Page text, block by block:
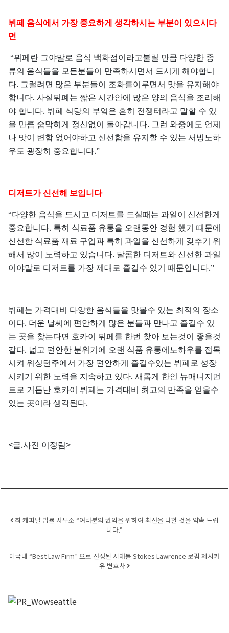
뷔페 음식에서 가장 중요하게 생각하시는 부분이
있으시다
면
“뷔페란 그야말로 음식 백화점이라고불릴 만큼 다양한 종
류의 음식들을 모든분들이 만족하시면서 드시게 해야합니
다. 그럴려면 많은 부분들이 조화를이루면서 맛을 유지해야
합니다. 사실뷔폐는 짧은 시간안에 많은 양의 음식을 조리해
야 합니다. 뷔페 식당의 부엌은 흔히 전쟁터라고 말할 수 있
을 만큼 숨막히게 정신없이 돌아갑니다. 그런 와중에도 언제
나 맛이 변함 없어야하고 신선함을 유지할 수 있는 서빙노하
우도 굉장히 중요합니다.”
디저트가 신선해 보입니다
“다양한 음식을 드시고 디저트를 드실때는 과일이
신선한게
중요합니다. 특히 식료품 유통을 오랜동안 경험 했기
때문에
신선한 식료품 재료 구입과 특히 과일을 신선하게 갖추기
위
해서 많이 노력하고 있습니다. 달콤한 디저트와 신선한 과일
이야말로 디저트를 가장 제대로 즐길수 있기 때문입니다.”
뷔페는 가격대비 다양한 음식들을 맛볼수 있는 최적의 장소
이다. 더운 날씨에 편안하게 많은 분들과 만나고 즐길수 있
는 곳을 찾는다면 호카이 뷔페를 한번 찾아 보는것이
좋을것
같다. 넓고 편안한 분위기에 오랜 식품 유통에노하우를 접목
시켜 워싱턴주에서 가장 편안하게 즐길수있는 뷔페로 성장
시키기
위한 노력을 지속하고 있다. 새롭게 한인 뉴매니지먼
트로 거듭난 호카이 뷔페는 가격대비 최고의 만족을 얻을수
있는 곳이라 생각된다.
<글.사진 이정림>
Post navigation
최 캐피탈 법률 사무소 “여러분의 권익을 위하여 최선을 다할 것을 약속 드립
니다.”
미국내 “Best Law Firm” 으로 선정된 시애틀 Stokes Lawrence 로펌 제시카
유 변호사